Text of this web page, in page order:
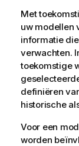
Met
uw modellen
informatie
verwachten.
toekomstige
definiëren
historische
Voor een
worden